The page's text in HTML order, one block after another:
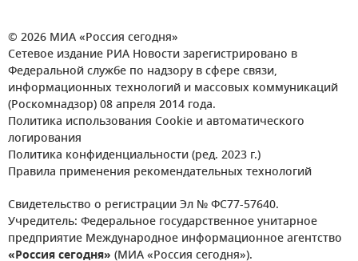
© 2026 МИА «Россия сегодня»
Сетевое издание РИА Новости зарегистрировано в
Федеральной службе по надзору в сфере связи,
информационных технологий и массовых коммуникаций
(Роскомнадзор) 08 апреля 2014 года.
Политика использования Cookie и автоматического
логирования
Политика конфиденциальности (ред. 2023 г.)
Правила применения рекомендательных технологий
Свидетельство о регистрации Эл № ФС77-57640.
Учредитель: Федеральное государственное унитарное
предприятие Международное информационное агентство
«Россия сегодня» (МИА «Россия сегодня»).